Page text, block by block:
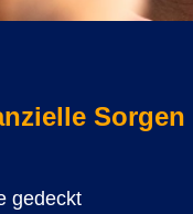
Sorgen
gedeckt